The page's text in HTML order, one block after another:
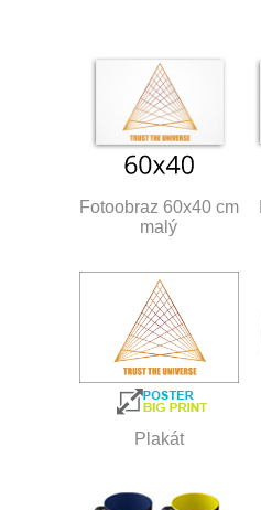
Fotoobraz 60x40 cm
malý
Plakát